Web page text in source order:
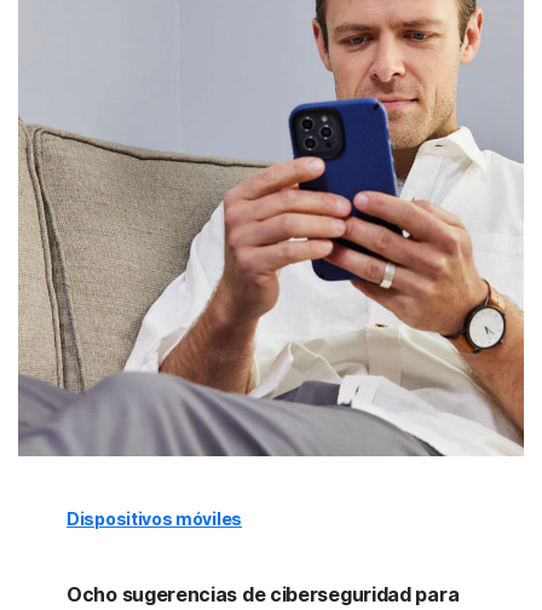
Dispositivos móviles
Ocho sugerencias de ciberseguridad para